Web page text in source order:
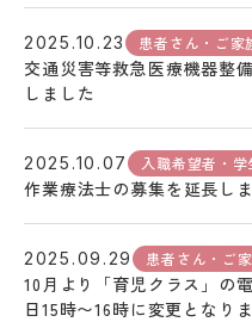
2025.10.23 患者さん・ご家
交通災害等救急医療機器整
しました
2025.10.07 入職希望者・学
作業療法士の募集を延長し
2025.09.29 患者さん・ご
10月より「育児クラス」の
日15時〜16時に変更となりま